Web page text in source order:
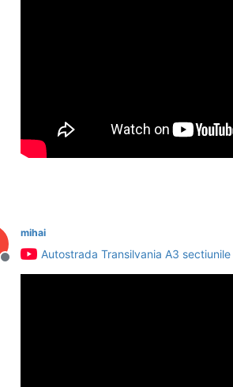
Deconectat
mihai
Autostrada Transilvania A3